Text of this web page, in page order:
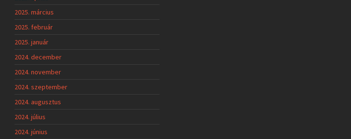
2025. március
2025. február
2025. január
2024. december
2024. november
2024. szeptember
2024. augusztus
2024. július
2024. június